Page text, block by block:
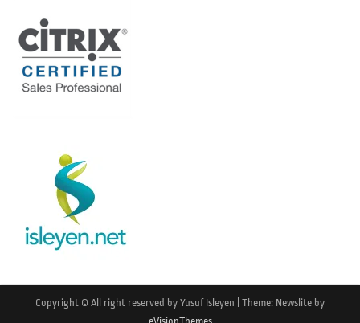
Copyright © All right reserved by Yusuf Isleyen
Theme: Newslite by